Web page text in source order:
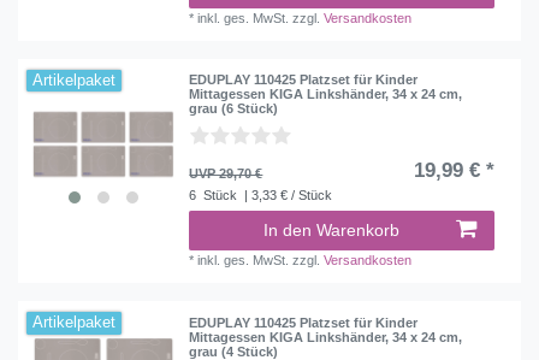
*inkl. ges. MwSt. zzgl.Versandkosten
Artikelpaket
EDUPLAY 110425 Platzset für Kinder
Mittagessen KIGA Linkshänder, 34 x 24 cm,
grau (6 Stück)
UVP 29,70 € 19,99 € *
6 Stück | 3,33 € / Stück
In den Warenkorb
*inkl. ges. MwSt. zzgl.Versandkosten
Artikelpaket
EDUPLAY 110425 Platzset für Kinder
Mittagessen KIGA Linkshänder, 34 x 24 cm,
grau (4 Stück)